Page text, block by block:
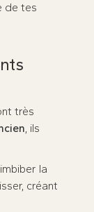
de tes
très
, ils
la
créant